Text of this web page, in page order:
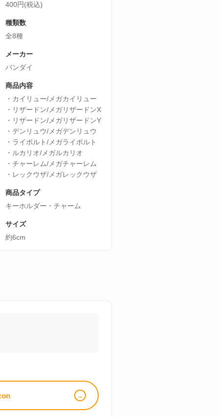
400円(税込)
種類数
全8種
メーカー
バンダイ
商品内容
・カイリュー/メガカイリュー
・リザードン/メガリザードンX
・リザードン/メガリザードンY
・デンリュウ/メガデンリュウ
・ライボルト/メガライボルト
・ルカリオ/メガルカリオ
・チャーレム/メガチャーレム
・レックウザ/メガレックウザ
商品タイプ
キーホルダー・チャーム
サイズ
約6cm